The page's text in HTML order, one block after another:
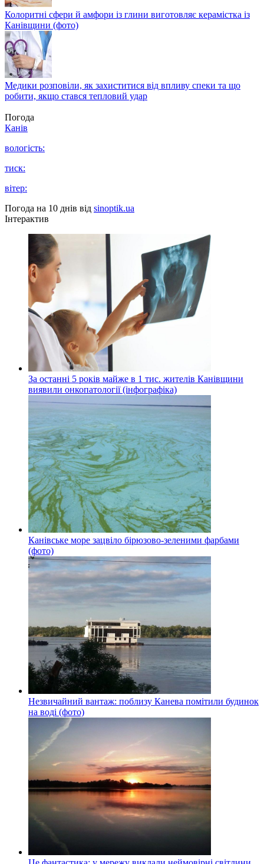
Колоритні сфери й амфори із глини виготовляє керамістка із
Канівщини (фото)
Медики розповіли, як захиститися від впливу спеки та що
робити, якщо стався тепловий удар
Погода
Канів
вологість:
тиск:
вітер:
Погода на 10 днів від sinoptik.ua
Інтерактив
За останні 5 років майже в 1 тис. жителів Канівщини
виявили онкопатології (інфографіка)
Канівське море зацвіло бірюзово-зеленими фарбами
(фото)
Незвичайний вантаж: поблизу Канева помітили будинок
на воді (фото)